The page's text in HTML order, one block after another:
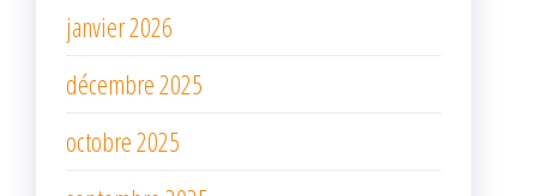
janvier 2026
décembre 2025
octobre 2025